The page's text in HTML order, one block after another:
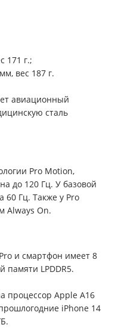
171 г.;
вес 187 г.
авиационный
сталь
Pro Motion,
до 120 Гц. У базовой
60 Гц. Также у Pro
Always On.
и смартфон имеет 8
памяти LPDDR5.
процессор Apple A16
iPhone 14